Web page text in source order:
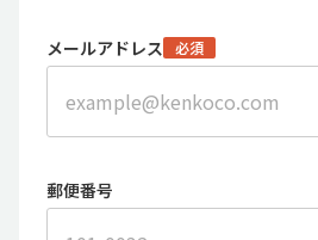
メールアドレス 必須
郵便番号